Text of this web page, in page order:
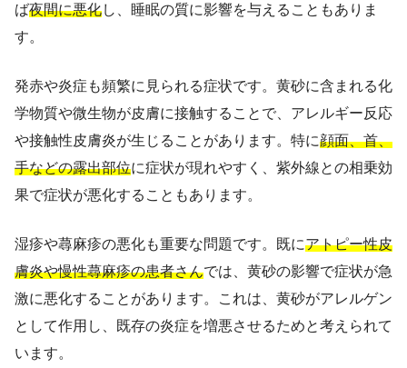
ば夜間に悪化し、睡眠の質に影響を与えることもありま
す。
発赤や炎症も頻繁に見られる症状です。黄砂に含まれる化
学物質や微生物が皮膚に接触することで、アレルギー反応
や接触性皮膚炎が生じることがあります。特に顔面、首、
手などの露出部位に症状が現れやすく、紫外線との相乗効
果で症状が悪化することもあります。
湿疹や蕁麻疹の悪化も重要な問題です。既にアトピー性皮
膚炎や慢性蕁麻疹の患者さんでは、黄砂の影響で症状が急
激に悪化することがあります。これは、黄砂がアレルゲン
として作用し、既存の炎症を増悪させるためと考えられて
います。